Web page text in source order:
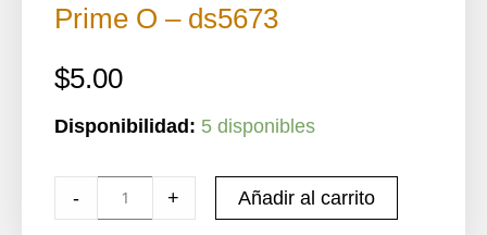
Prime O – ds5673
$5.00
Disponibilidad: 5 disponibles
Cantidad
O
- + Añadir al carrito